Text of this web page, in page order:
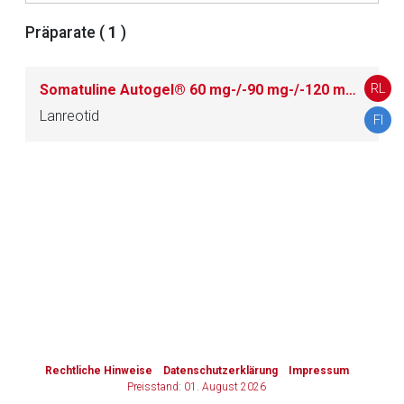
Präparate ( 1 )
Somatuline Autogel® 60 mg-/-90 mg-/-120 mg-Injektionslösung in einer Fertigspritze
Lanreotid
RL
FI
Rechtliche Hinweise Datenschutzerklärung
Impressum
Preisstand: 01. August 2026